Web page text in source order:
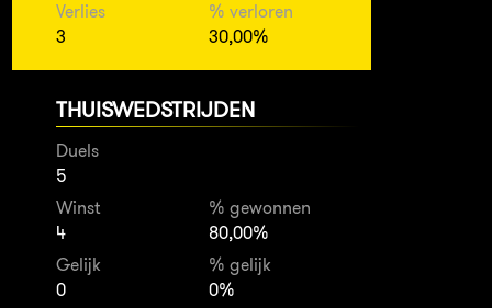
Verlies
3
% verloren
30,00%
THUISWEDSTRIJDEN
Duels
5
Winst
4
% gewonnen
80,00%
Gelijk
0
% gelijk
0%